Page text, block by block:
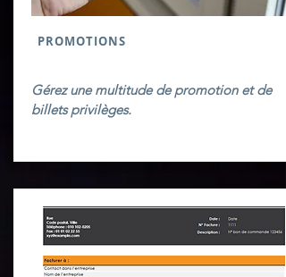
PROMOTIONS
Gérez une multitude de promotion et de
billets privilèges.